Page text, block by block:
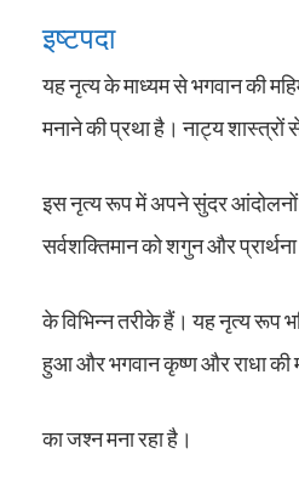
इष्टपदा
यह नृत्य के माध्यम से भगवान की
मनाने की प्रथा है। नाट्य शास्त्रों
इस नृत्य रूप में अपने सुंदर
सर्वशक्तिमान को शगुन और
के विभिन्न तरीके हैं। यह नृत्य रूप
हुआ और भगवान कृष्ण और राधा की
का जश्न मना रहा है।